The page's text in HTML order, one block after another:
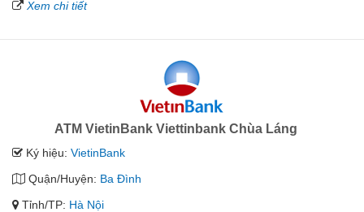
Xem chi tiết
ATM VietinBank Viettinbank Chùa Láng
Ký hiệu: VietinBank
Quận/Huyện: Ba Đình
Tỉnh/TP: Hà Nội